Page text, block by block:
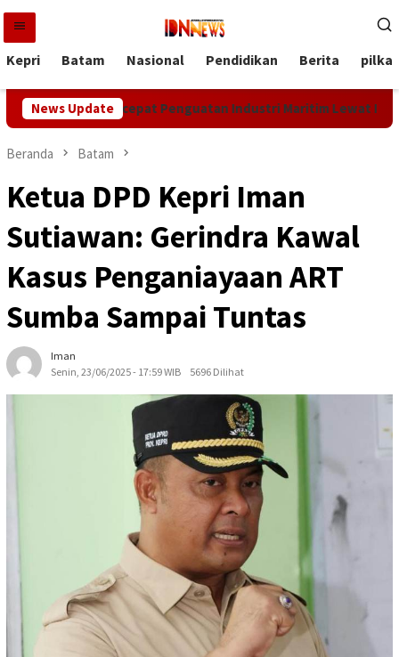
Loncat
konten
Kepri Batam Nasional Pendidikan Berita
News Update
Batam Percepat Penguatan Industri Maritim Lewat IMOX 2026
Beranda Batam
Ketua DPD Kepri Iman
Sutiawan: Gerindra Kawal
Kasus Penganiayaan ART
Sumba Sampai Tuntas
Iman
Senin, 23/06/2025 - 17:59 WIB
5696 Dilihat